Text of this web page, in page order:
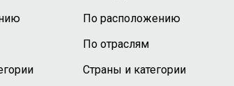
По расположению
По отраслям
Страны и категории